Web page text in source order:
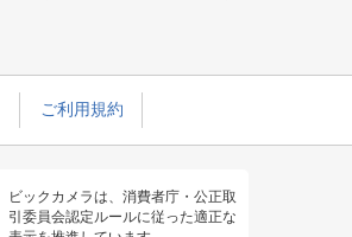
ご利用規約
ビックカメラは、消費者庁・公正取
引委員会認定ルールに従った適正な